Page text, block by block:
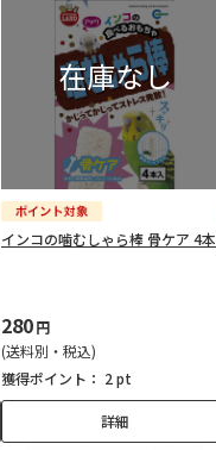
インコの噛むしゃら棒 骨ケア 4本
280円
(送料別・税込)
獲得ポイント： 2 pt
詳細